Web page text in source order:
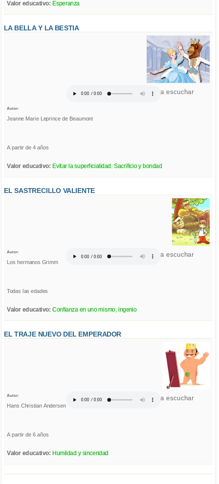
Valor educativo: Esperanza
LA BELLA Y LA BESTIA
Click para escuchar
Autor:
Jeanne Marie Leprince de Beaumont
A partir de 4 años
Valor educativo: Evitar la superficialidad. Sacrificio y bondad
EL SASTRECILLO VALIENTE
Click para escuchar
Autor:
Los hermanos Grimm
Todas las edades
Valor educativo:Confianza en uno mismo, ingenio
EL TRAJE NUEVO DEL EMPERADOR
Click para escuchar
Autor:
Hans Christian Andersen
A partir de 6 años
Valor educativo: Humildad y sinceridad